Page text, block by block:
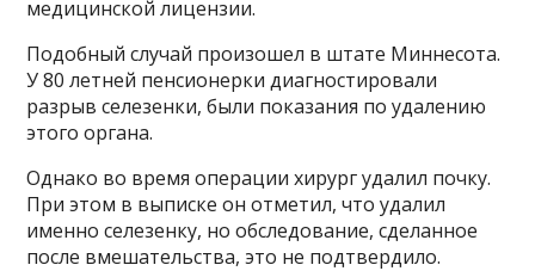
медицинской лицензии.
Подобный случай произошел в штате Миннесота.
У 80 летней пенсионерки диагностировали
разрыв селезенки, были показания по удалению
этого органа.
Однако во время операции хирург удалил почку.
При этом в выписке он отметил, что удалил
именно селезенку, но обследование, сделанное
после вмешательства, это не подтвердило.